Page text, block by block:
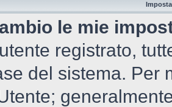
le mie
registrato,
del sistema. Per